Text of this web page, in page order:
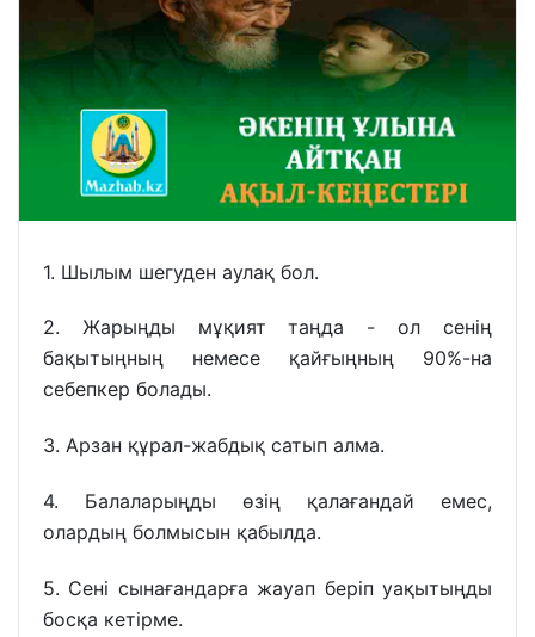
1. Шылым шегуден аулақ бол.
2. Жарыңды мұқият таңда - ол сенің
бақытыңның немесе қайғыңның 90%-на
себепкер болады.
3. Арзан құрал-жабдық сатып алма.
4. Балаларыңды өзің қалағандай емес,
олардың болмысын қабылда.
5. Сені сынағандарға жауап беріп уақытыңды
босқа кетірме.